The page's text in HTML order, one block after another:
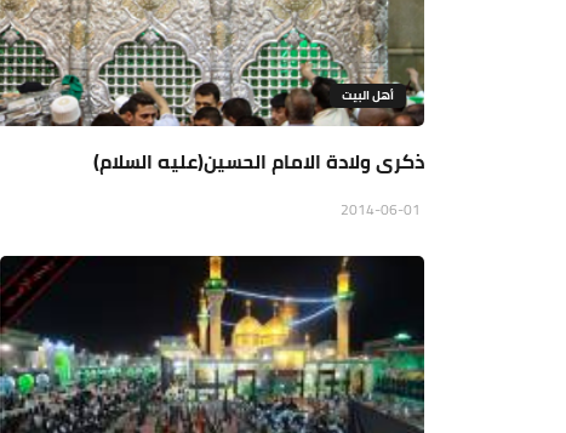
أهل البيت
ذكرى ولادة الامام الحسين(عليه السلام)